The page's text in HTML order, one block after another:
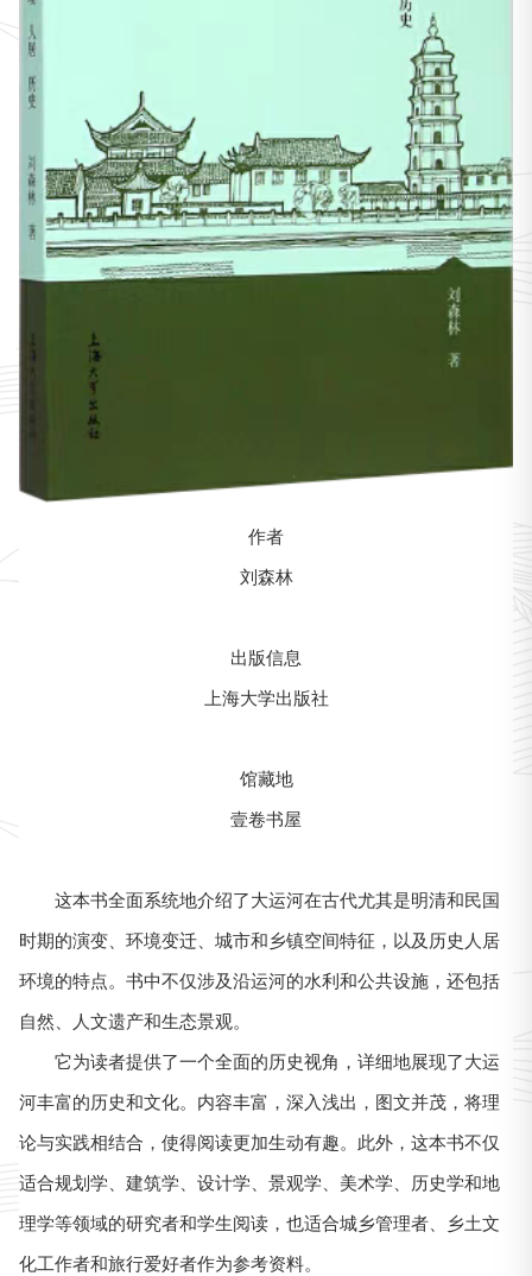
作者
刘森林
出版信息
上海大学出版社
馆藏地
壹卷书屋
这本书全面系统地介绍了大运河在古代尤其是明清和民国
时期的演变、环境变迁、城市和乡镇空间特征，以及历史人居
环境的特点。书中不仅涉及沿运河的水利和公共设施，还包括
自然、人文遗产和生态景观。
它为读者提供了一个全面的历史视角，详细地展现了大运
河丰富的历史和文化。内容丰富，深入浅出，图文并茂，将理
论与实践相结合，使得阅读更加生动有趣。此外，这本书不仅
适合规划学、建筑学、设计学、景观学、美术学、历史学和地
理学等领域的研究者和学生阅读，也适合城乡管理者、乡土文
化工作者和旅行爱好者作为参考资料。